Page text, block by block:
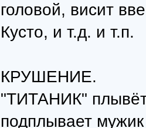
головой, висит
Кусто, и т.д. и т.п.
КРУШЕНИЕ.
"ТИТАНИК"
подплывает